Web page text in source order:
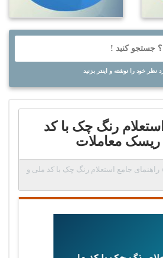
نظر خود را نوشته و اینتر بزنید
رنگ چک با کد
معاملات
راهنمای جامع استعلام رنگ چک با کد ملی و